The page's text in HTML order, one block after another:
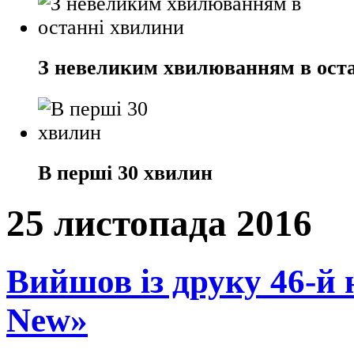
З невеликим хвилюванням в
В перші 30 хвилин
25 листопада 2016
Вийшов із друку 46-й
New»